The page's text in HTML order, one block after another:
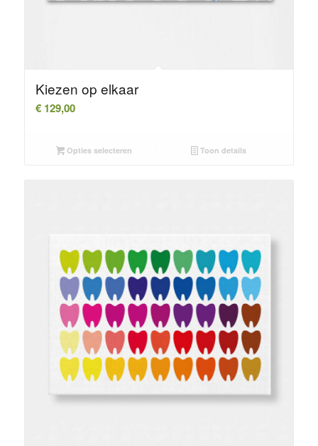
Kiezen op elkaar
€129,00
Opties selecteren Toon details